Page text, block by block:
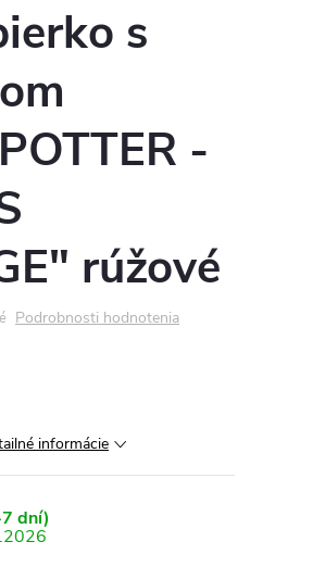
s
-
rúžové
Podrobnosti hodnotenia
informácie
dní)